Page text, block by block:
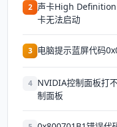
2 声卡High
卡无法启动
3 电脑提示蓝屏代码
4 NVIDIA控制面板打
制面板